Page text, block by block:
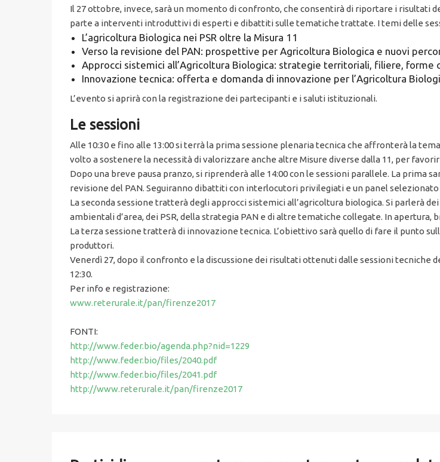
Il 27 ottobre, invece, sarà un momento di confronto, che consentirà di riportare i risultati
parte a interventi introduttivi di esperti e dibattiti sulle tematiche trattate. I temi delle
L’agricoltura Biologica nei PSR oltre la Misura 11
Verso la revisione del PAN: prospettive per Agricoltura Biologica e nuovi
Approcci sistemici all’Agricoltura Biologica: strategie territoriali, filiere,
Innovazione tecnica: offerta e domanda di innovazione per l’Agricoltura
L’evento si aprirà con la registrazione dei partecipanti e i saluti istituzionali.
Le sessioni
Alle 10:30 e fino alle 13:00 si terrà la prima sessione plenaria tecnica che affronterà la
volto a sostenere la necessità di valorizzare anche altre Misure diverse dalla 11, per
Dopo una breve pausa pranzo, si riprenderà alle 14:00 con le sessioni parallele. La prima
revisione del PAN. Seguiranno dibattiti con interlocutori privilegiati e un panel
La seconda sessione tratterà degli approcci sistemici all’agricoltura biologica. Si parlerà
ambientali d’area, dei PSR, della strategia PAN e di altre tematiche collegate. In
La terza sessione tratterà di innovazione tecnica. L’obiettivo sarà quello di fare il punto
produttori.
Venerdì 27, dopo il confronto e la discussione dei risultati ottenuti dalle sessioni tecniche
12:30.
Per info e registrazione:
www.reterurale.it/pan/firenze2017
FONTI:
http://www.feder.bio/agenda.php?nid=1229
http://www.feder.bio/files/2040.pdf
http://www.feder.bio/files/2041.pdf
http://www.reterurale.it/pan/firenze2017